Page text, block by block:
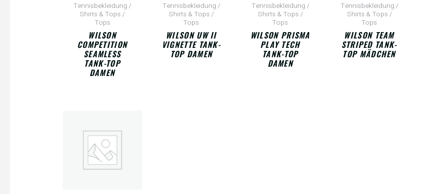
Tennisbekleidung /
Shirts & Tops /
Tops
WILSON
COMPETITION
SEAMLESS
TANK-TOP
DAMEN
Tennisbekleidung /
Shirts & Tops /
Tops
WILSON UW II
VIGNETTE TANK-
TOP DAMEN
Tennisbekleidung /
Shirts & Tops /
Tops
WILSON PRISMA
PLAY TECH
TANK-TOP
DAMEN
Tennisbekleidung /
Shirts & Tops /
Tops
WILSON TEAM
STRIPED TANK-
TOP MÄDCHEN